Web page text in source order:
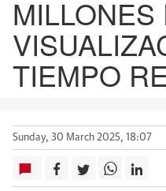
MILLONES
TIEMPO
Sunday, 30 March 2025, 18:07